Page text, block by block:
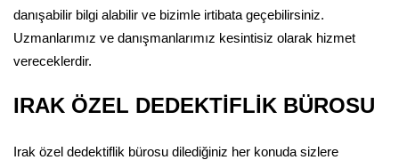
danışabilir bilgi alabilir ve bizimle irtibata geçebilirsiniz.
Uzmanlarımız ve danışmanlarımız kesintisiz olarak hizmet
vereceklerdir.
IRAK ÖZEL DEDEKTİFLİK BÜROSU
Irak özel dedektiflik bürosu dilediğiniz her konuda sizlere